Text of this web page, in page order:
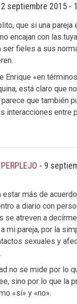
2 septiembre 2015 -
que si una pareja
encajan con las
ser fieles a sus
Enrique «en
está claro que
parece que también
interacciones entre
- 9
estar más de
a diario con
se atreven a
mi pareja, por la
sexuales y
no se mide por lo
sino por lo que la
«sí» y «no».